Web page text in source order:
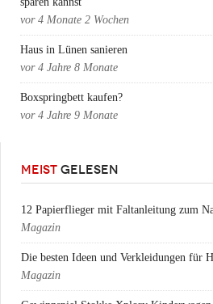
vor 4 Monate 2 Wochen
Haus in Lünen sanieren
vor 4 Jahre 8 Monate
Boxspringbett kaufen?
vor 4 Jahre 9 Monate
MEIST GELESEN
12 Papierflieger mit Faltanleitung zum
Magazin
Die besten Ideen und Verkleidungen für
Magazin